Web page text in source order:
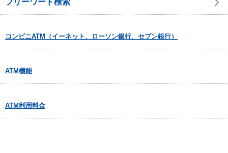
フリーワード検索
コンビニATM（イーネット、ローソン銀行、セブン銀行）
ATM機能
ATM利用料金